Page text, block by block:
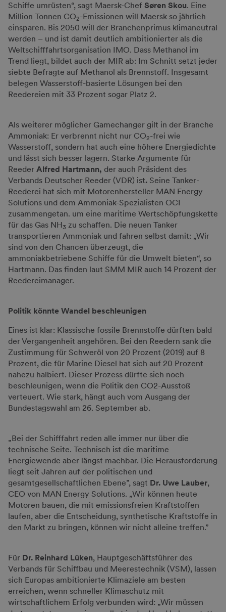
Schiffe umrüsten“, sagt Maersk-Chef Søren Skou. Eine
Million Tonnen CO2-Emissionen will Maersk so jährlich
einsparen. Bis 2050 will der Branchenprimus klimaneutral
werden – und ist damit deutlich ambitionierter als die
Weltschifffahrtsorganisation IMO. Dass Methanol im
Trend liegt, bildet auch der MIR ab: Im Schnitt setzt jeder
siebte Befragte auf Methanol als Brennstoff. Insgesamt
belegen Wasserstoff-basierte Lösungen bei den
Reedereien mit 33 Prozent sogar Platz 2.
Als weiterer möglicher Gamechanger gilt in der Branche
Ammoniak: Er verbrennt nicht nur CO2-frei wie
Wasserstoff, sondern hat auch eine höhere Energiedichte
und lässt sich besser lagern. Starke Argumente für
Reeder Alfred Hartmann, der auch Präsident des
Verbands Deutscher Reeder (VDR) ist. Seine Tanker-
Reederei hat sich mit Motorenhersteller MAN Energy
Solutions und dem Ammoniak-Spezialisten OCI
zusammengetan. um eine maritime Wertschöpfungskette
für das Gas NH3 zu schaffen. Die neuen Tanker
transportieren Ammoniak und fahren selbst damit: „Wir
sind von den Chancen überzeugt, die
ammoniakbetriebene Schiffe für die Umwelt bieten“, so
Hartmann. Das finden laut SMM MIR auch 14 Prozent der
Reedereimanager.
Politik könnte Wandel beschleunigen
Eines ist klar: Klassische fossile Brennstoffe dürften bald
der Vergangenheit angehören. Bei den Reedern sank die
Zustimmung für Schweröl von 20 Prozent (2019) auf 8
Prozent, die für Marine Diesel hat sich auf 20 Prozent
nahezu halbiert. Dieser Prozess dürfte sich noch
beschleunigen, wenn die Politik den CO2-Ausstoß
verteuert. Wie stark, hängt auch vom Ausgang der
Bundestagswahl am 26. September ab.
„Bei der Schifffahrt reden alle immer nur über die
technische Seite. Technisch ist die maritime
Energiewende aber längst machbar. Die Herausforderung
liegt seit Jahren auf der politischen und
gesamtgesellschaftlichen Ebene”, sagt Dr. Uwe Lauber,
CEO von MAN Energy Solutions. „Wir können heute
Motoren bauen, die mit emissionsfreien Kraftstoffen
laufen, aber die Entscheidung, synthetische Kraftstoffe in
den Markt zu bringen, können wir nicht alleine treffen.”
Für Dr. Reinhard Lüken, Hauptgeschäftsführer des
Verbands für Schiffbau und Meerestechnik (VSM), lassen
sich Europas ambitionierte Klimaziele am besten
erreichen, wenn schneller Klimaschutz mit
wirtschaftlichem Erfolg verbunden wird: „Wir müssen